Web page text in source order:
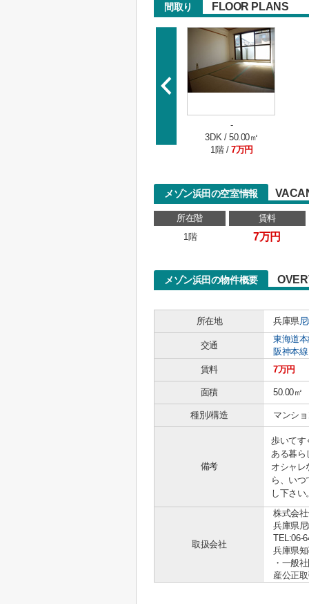
間取り FLOOR PLANS
-
3DK / 50.00㎡
1階 /7万円
メゾン浜田の空室情報
所在階 賃料
1階
7万円
メゾン浜田の物件概要
所在地
兵庫県
交通
東海道本
阪神本線
賃料
7万円
面積 50.00㎡
種別/構造 マンシ
備考
歩いてす
ある暮ら
オシャレ
ら、い
し下さい。
取扱会社
株式会
兵庫県
TEL:06-
兵庫県
・一般
産公正